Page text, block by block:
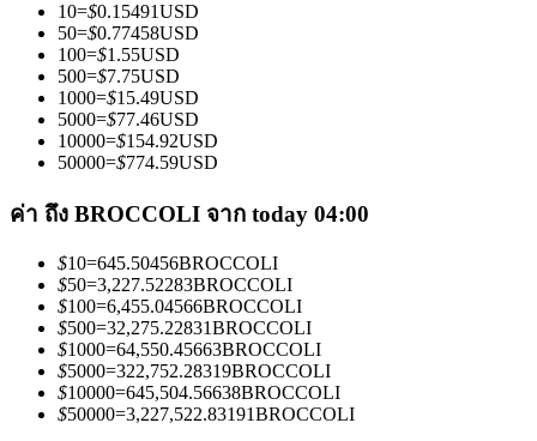
การวิเคราะห์ข้อมูลขนาดใหญ่ รวมถึงข้อมูลการค้า ฯลฯ
10=$0.15491USD
50=$0.77458USD
100=$1.55USD
500=$7.75USD
1000=$15.49USD
5000=$77.46USD
10000=$154.92USD
50000=$774.59USD
ค่า ถึง BROCCOLI จาก today 04:00
$10=645.50456BROCCOLI
$50=3,227.52283BROCCOLI
$100=6,455.04566BROCCOLI
$500=32,275.22831BROCCOLI
$1000=64,550.45663BROCCOLI
$5000=322,752.28319BROCCOLI
$10000=645,504.56638BROCCOLI
$50000=3,227,522.83191BROCCOLI